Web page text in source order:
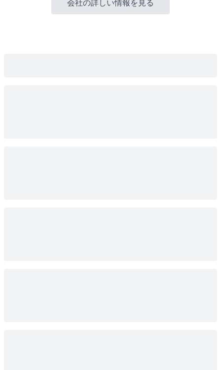
会社の詳しい情報を見る